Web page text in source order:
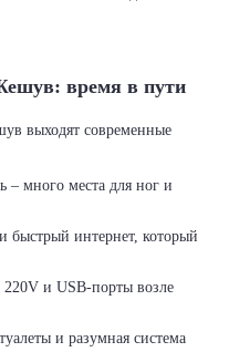
время в пути
выходят современные
– много места для ног и
быстрый интернет, который
220V и USB-порты возле
и разумная система